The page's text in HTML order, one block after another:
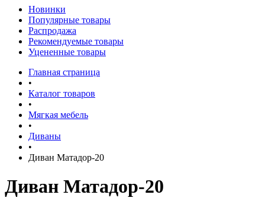
Новинки
Популярные товары
Распродажа
Рекомендуемые товары
Уцененные товары
Главная страница
•
Каталог товаров
•
Мягкая мебель
•
Диваны
•
Диван Матадор-20
Диван Матадор-20